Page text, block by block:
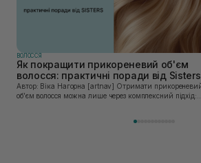
ВОЛОССЯ
Як покращити прикореневий об'єм
волосся: практичні поради від Sisters
Автор: Віка Нагорна [artnav] Отримати прикореневий
об’єм волосся можна лише через комплексний підхід: